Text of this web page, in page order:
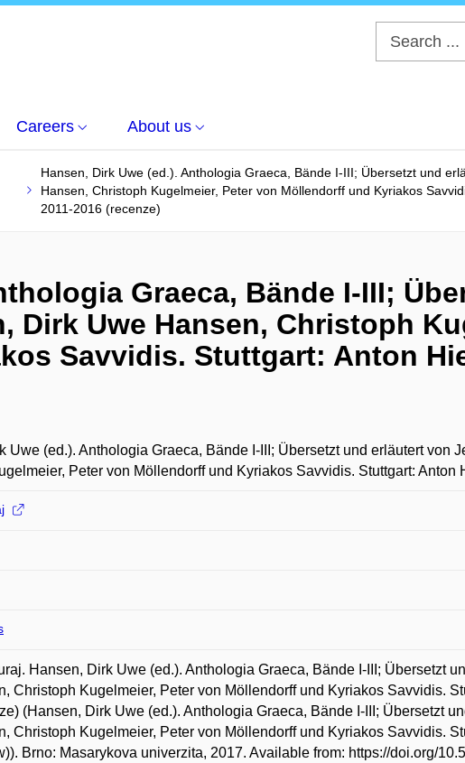
Careers About us
Hansen, Dirk Uwe (ed.). Anthologia Graeca, Bände I-III; Übersetzt und
Hansen, Christoph Kugelmeier, Peter von Möllendorff und Kyriakos
2011-2016 (recenze)
Graeca, Bände I-III;
Dirk Uwe Hansen, Christoph
Savvidis. Stuttgart: Anton
Uwe (ed.). Anthologia Graeca, Bände I-III; Übersetzt und erläutert von
Peter von Möllendorff und Kyriakos Savvidis. Stuttgart: Anton
Hansen, Dirk Uwe (ed.). Anthologia Graeca, Bände I-III; Übersetzt
Christoph Kugelmeier, Peter von Möllendorff und Kyriakos Savvidis.
(Hansen, Dirk Uwe (ed.). Anthologia Graeca, Bände I-III; Übersetzt
Christoph Kugelmeier, Peter von Möllendorff und Kyriakos Savvidis.
Brno: Masarykova univerzita, 2017. Available from: https://doi.org/